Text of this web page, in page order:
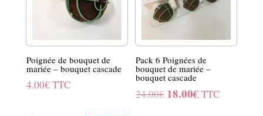
Poignée de bouquet de
mariée – bouquet cascade
4.00€TTC
Pack 6 Poignées de
bouquet de mariée –
bouquet cascade
24.00€ Le
18.00€ Le
TTC